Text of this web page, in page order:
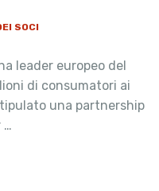
SOCI
leader europeo del
di consumatori ai
una partnership
…